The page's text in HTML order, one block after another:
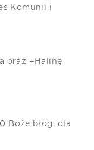
Komunii i
oraz +Halinę
Boże błog. dla